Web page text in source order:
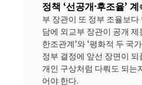
정책 ‘선공개·후조율’
부 장관이 또 정부 조율보다
담에 외교부 장관이 공개 제
한조관계’와 ‘평화적 두 국
정부 결정에 앞선 장면이
개인 구상처럼 다뤄도 되는
어야 한다.